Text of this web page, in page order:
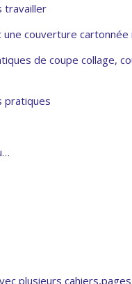
travailler
couverture
de coupe collage,
pratiques
plusieurs